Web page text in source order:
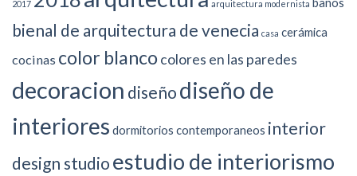
2017 arquitectura modernista
bienal de arquitectura de venecia casa cerámica
cocinas color blanco colores en las paredes
decoracion diseño diseño de
interiores dormitorios contemporaneos interior
design studio estudio de interiorismo